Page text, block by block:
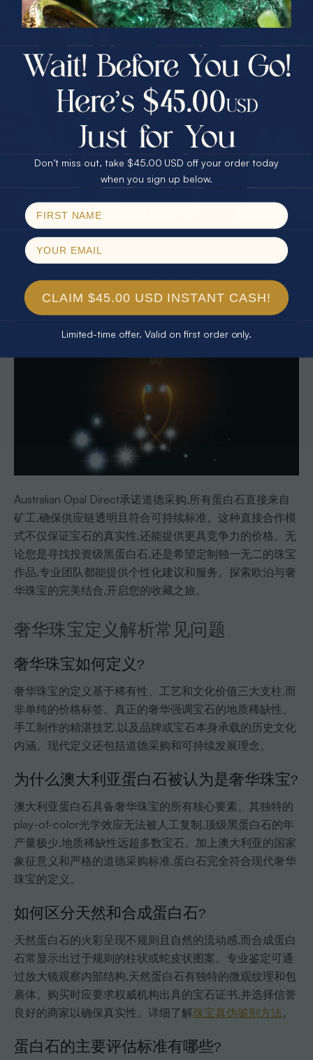
选择道德珠宝时应关注:
品牌是否公开宝石来源和采购流程
是否有第三方认证或环保标志
工匠的工作条件和薪酬是否公平
品牌对当地社区的贡献和支持
探索澳大利亚蛋白石的奢华魅力
理解奢华珠宝的定义和蛋白石的独特价值后,下一步是亲身
体验这些稀世珍品。Australian Opal Direct专注于提供来自
Lightning Ridge、Coober Pedy等知名产区的
优质澳大利
亚蛋白石珠宝,每件作品都经过严格筛选,确保火彩、体色和
工艺达到收藏级标准。网站展示的戒指、耳环、项链和定
作。
Australian Opal Direct承诺道德采购,所有蛋白石直接来自
矿工,确保供应链透明且符合可持续标准。这种直接合作模
式不仅保证宝石的真实性,还能提供更具竞争力的价格。无
论您是寻找投资级黑蛋白石,还是希望定制独一无二的珠宝
作品,专业团队都能提供个性化建议和服务。探索欧泊与奢
华珠宝的完美结合,开启您的收藏之旅。
奢华珠宝定义解析常见问题
奢华珠宝如何定义?
奢华珠宝的定义基于稀有性、工艺和文化价值三大支柱,而
非单纯的价格标签。真正的奢华强调宝石的地质稀缺性、
手工制作的精湛技艺,以及品牌或宝石本身承载的历史文化
内涵。现代定义还包括道德采购和可持续发展理念。
为什么澳大利亚蛋白石被认为是奢华珠宝?
澳大利亚蛋白石具备奢华珠宝的所有核心要素。其独特的
play-of-color光学效应无法被人工复制,顶级黑蛋白石的年
产量极少,地质稀缺性远超多数宝石。加上澳大利亚的国家
象征意义和严格的道德采购标准,蛋白石完全符合现代奢华
珠宝的定义。
如何区分天然和合成蛋白石?
天然蛋白石的火彩呈现不规则且自然的流动感,而合成蛋白
石常显示出过于规则的柱状或蛇皮状图案。专业鉴定可通
过放大镜观察内部结构,天然蛋白石有独特的微观纹理和包
裹体。购买时应要求权威机构出具的宝石证书,并选择信誉
良好的商家以确保真实性。详细了解珠宝真伪鉴别方法。
蛋白石的主要评估标准有哪些?
SPIN TO WIN
$75.00 CASH
25% Off
30% Off
40% Off
$75.00 CASH
25% Off
30% Off
40% Off
Email
Don’t miss out, take $45.00 USD off your order today
when you sign up below.
CLAIM $45.00 USD INSTANT CASH!
Limited-time offer. Valid on first order only.